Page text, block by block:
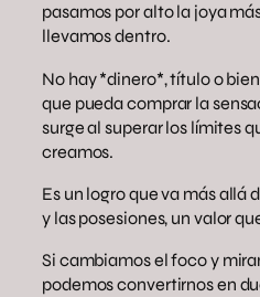
pasamos por alto la joya
llevamos dentro.
No hay *dinero*, título o
que pueda comprar la
surge al superar los límites
creamos.
Es un logro que va más allá
y las posesiones, un valor
Si cambiamos el foco y
podemos convertirnos en